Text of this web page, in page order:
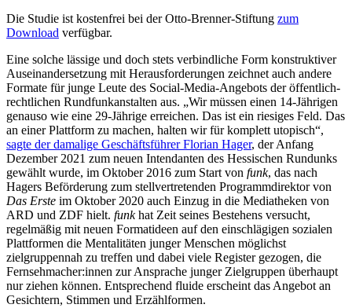
Die Studie ist kostenfrei bei der Otto-Brenner-Stiftung zum
Download verfügbar.
Eine solche lässige und doch stets verbindliche Form konstruktiver
Auseinandersetzung mit Herausforderungen zeichnet auch andere
Formate für junge Leute des Social-Media-Angebots der öffentlich-
rechtlichen Rundfunkanstalten aus. „Wir müssen einen 14-Jährigen
genauso wie eine 29-Jährige erreichen. Das ist ein riesiges Feld. Das
an einer Plattform zu machen, halten wir für komplett utopisch“,
sagte der damalige Geschäftsführer Florian Hager, der Anfang
Dezember 2021 zum neuen Intendanten des Hessischen Rundunks
gewählt wurde, im Oktober 2016 zum Start von funk, das nach
Hagers Beförderung zum stellvertretenden Programmdirektor von
Das Erste im Oktober 2020 auch Einzug in die Mediatheken von
ARD und ZDF hielt. funkhat Zeit seines Bestehens versucht,
regelmäßig mit neuen Formatideen auf den einschlägigen sozialen
Plattformen die Mentalitäten junger Menschen möglichst
zielgruppennah zu treffen und dabei viele Register gezogen, die
Fernsehmacher:innen zur Ansprache junger Zielgruppen überhaupt
nur ziehen können. Entsprechend fluide erscheint das Angebot an
Gesichtern, Stimmen und Erzählformen.